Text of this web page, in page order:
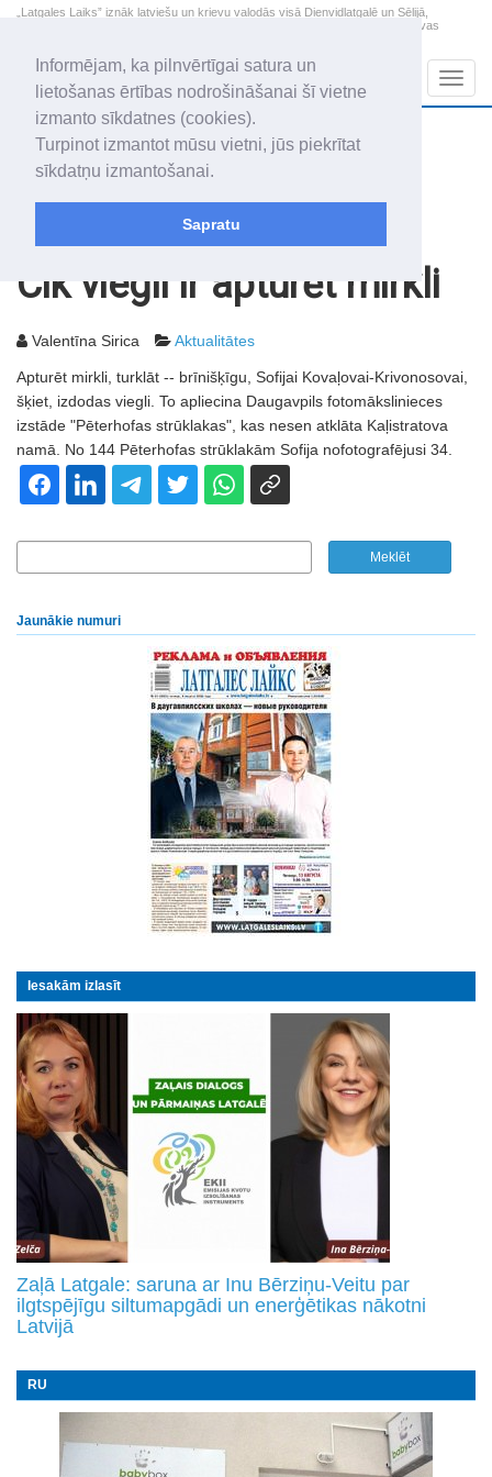
Informējam, ka pilnvērtīgai satura un
lietošanas ērtības nodrošināšanai šī vietne
izmanto sīkdatnes (cookies).
Turpinot izmantot mūsu vietni, jūs piekrītat
sīkdatņu izmantošanai.
Sapratu
„Latgales Laiks” iznāk latviešu un krievu valodās visā Dienvidlatgalē un Sēlijā,
„Latgales Laiks” latviešu valodā aptver Daugavpils valstspilsētu, Augšdaugavas
2026. gada 7. augusts
Piektdiena
Alfrēds, Fredis, Madars
+21.1
Cik viegli ir apturēt mirkli
Valentīna Sirica Aktualitātes
Apturēt mirkli, turklāt -- brīnišķīgu, Sofijai Kovaļovai-Krivonosovai,
šķiet, izdodas viegli. To apliecina Daugavpils fotomākslinieces
izstāde "Pēterhofas strūklakas", kas nesen atklāta Kaļistratova
namā. No 144 Pēterhofas strūklakām Sofija nofotografējusi 34.
Jaunākie numuri
Iesakām izlasīt
Zaļā Latgale: saruna ar Inu Bērziņu-Veitu par
ilgtspējīgu siltumapgādi un enerģētikas nākotni
Latvijā
RU